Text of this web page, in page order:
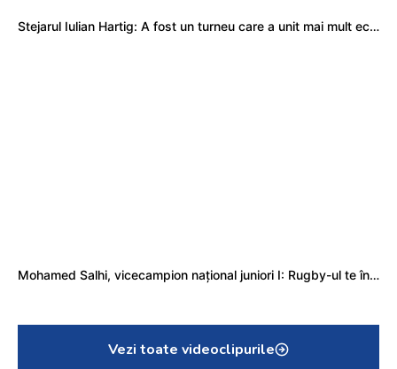
Stejarul Iulian Hartig: A fost un turneu care a unit mai mult echipa
Mohamed Salhi, vicecampion național juniori I: Rugby-ul te învață să accepți și înfrângerile
Vezi toate videoclipurile